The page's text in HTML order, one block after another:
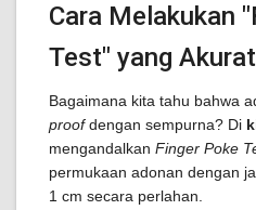
Cara Melakukan
Test" yang Akurat
Bagaimana kita tahu bahwa
proofdengan sempurna? Di
mengandalkan Finger Poke
permukaan adonan dengan
1 cm secara perlahan.